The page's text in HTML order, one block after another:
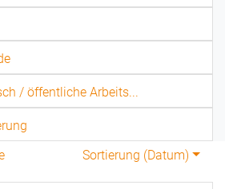
/ öffentliche Arbeits...
Sortierung (Datum)